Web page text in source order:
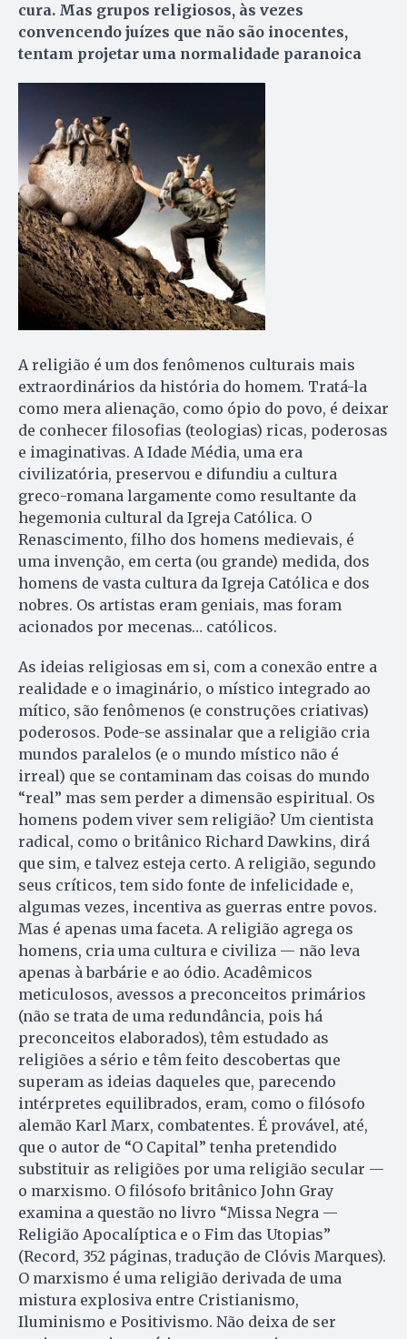
cura. Mas grupos religiosos, às vezes
convencendo juízes que não são inocentes,
tentam projetar uma normalidade paranoica
A religião é um dos fenômenos culturais mais
extraordinários da história do ho­mem. Tratá-la
como mera alienação, co­mo ópio do povo, é deixar
de co­nhecer filosofias (teologias) ricas, po­derosas
e imaginativas. A Idade Média, uma era
civilizatória, preservou e difundiu a cultura
greco-ro­mana largamente como resultante da
hegemonia cultural da Igreja Ca­tó­li­ca. O
Renascimento, filho dos ho­mens medievais, é
uma invenção, em certa (ou grande) medida, dos
ho­mens de vasta cultura da Igreja Ca­tó­lica e dos
nobres. Os artistas eram ge­niais, mas foram
acionados por mecenas… católicos.
As ideias religiosas em si, com a conexão entre a
realidade e o imaginário, o místico integrado ao
mítico, são fenômenos (e construções criativas)
poderosos. Pode-se assinalar que a religião cria
mundos paralelos (e o mundo místico não é
irreal) que se contaminam das coisas do mundo
“real” mas sem perder a dimensão espiritual. Os
homens podem viver sem religião? Um cientista
radical, como o britânico Richard Dawkins, dirá
que sim, e talvez esteja certo. A religião, segundo
seus críticos, tem sido fonte de infelicidade e,
algumas vezes, incentiva as guerras entre povos.
Mas é apenas uma faceta. A religião agrega os
homens, cria uma cultura e civiliza — não leva
apenas à barbárie e ao ódio. Acadêmicos
meticulosos, avessos a preconceitos primários
(não se trata de uma redundância, pois há
preconceitos elaborados), têm estudado as
religiões a sério e têm feito descobertas que
superam as ideias daqueles que, parecendo
intérpretes equilibrados, eram, como o filósofo
alemão Karl Marx, combatentes. É provável, até,
que o autor de “O Capital” tenha pretendido
substituir as religiões por uma religião secular —
o marxismo. O filósofo britânico John Gray
examina a questão no livro “Missa Negra —
Religião Apocalíptica e o Fim das Utopias”
(Record, 352 páginas, tradução de Clóvis Marques).
O marxismo é uma religião derivada de uma
mistura explosiva entre Cristianismo,
Iluminismo e Positivismo. Não deixa de ser